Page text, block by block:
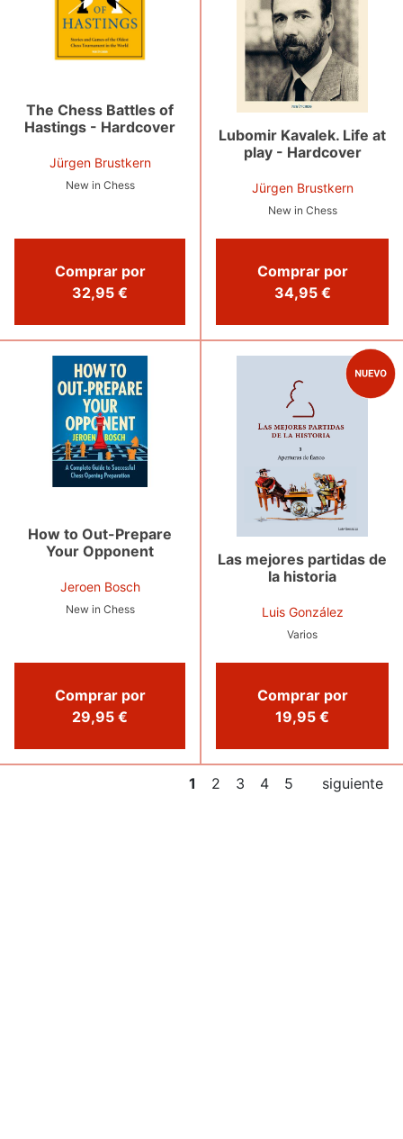
The Chess Battles of
Hastings - Hardcover
Jürgen Brustkern
New in Chess
Comprar por
32,95 €
Lubomir Kavalek. Life at
play - Hardcover
Jürgen Brustkern
New in Chess
Comprar por
34,95 €
How to Out-Prepare
Your Opponent
Jeroen Bosch
New in Chess
Comprar por
29,95 €
Las mejores partidas de
la historia
Luis González
Varios
Comprar por
19,95 €
1 2 3 4 5 siguiente